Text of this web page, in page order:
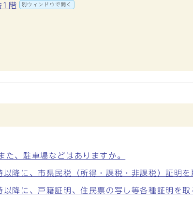
1階 別ウィンドウで開く
、駐車場などはありますか。
降に、市県民税（所得・課税・非課税）証明を
降に、戸籍証明、住民票の写し等各種証明を取